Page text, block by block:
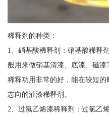
稀释剂的种类：
1、硝基酸稀释剂：硝基酸稀释
般用来做硝基清漆、底漆、磁
稀释功用非常的好，能在较短
志向的油漆稀释剂。
2、过氯乙烯漆稀释剂：过氯乙